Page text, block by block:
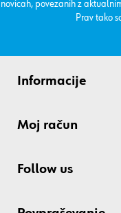
novicah, povezanih z
Prav tako
Informacije
Moj račun
Follow us